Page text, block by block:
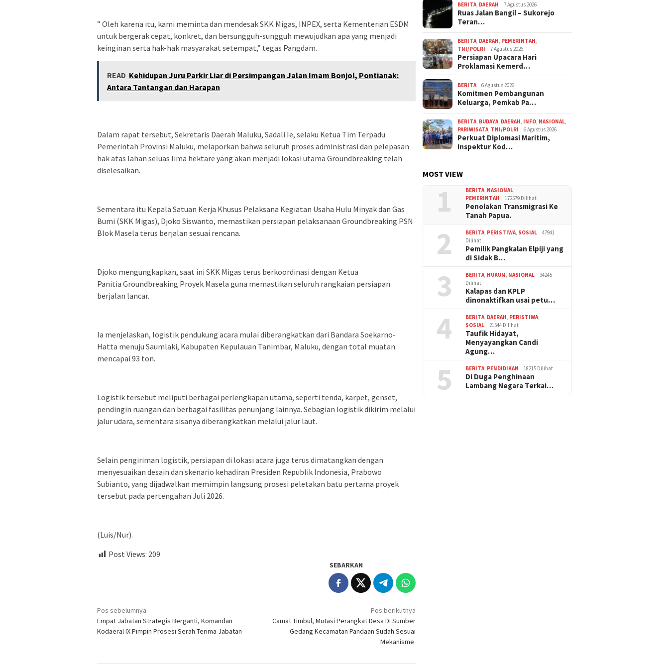
” Oleh karena itu, kami meminta dan mendesak SKK Migas, INPEX, serta Kementerian ESDM
untuk bergerak cepat, konkret, dan bersungguh-sungguh mewujudkan apa yang menjadi
keinginan serta hak-hak masyarakat setempat,” tegas Pangdam.
READ Kehidupan Juru Parkir Liar di Persimpangan Jalan Imam Bonjol, Pontianak:
Antara Tantangan dan Harapan
Dalam rapat tersebut, Sekretaris Daerah Maluku, Sadali Ie, selaku Ketua Tim Terpadu
Pemerintah Provinsi Maluku, melaporkan bahwa seluruh proses administrasi dan pelepasan
hak atas lahan seluas lima hektare yang akan menjadi lokasi utama Groundbreaking telah
diselesaikan.
Sementara itu Kepala Satuan Kerja Khusus Pelaksana Kegiatan Usaha Hulu Minyak dan Gas
Bumi (SKK Migas), Djoko Siswanto, memastikan persiapan pelaksanaan Groundbreaking PSN
Blok Masela terus berjalan sesuai rencana.
Djoko mengungkapkan, saat ini SKK Migas terus berkoordinasi dengan Ketua
Panitia Groundbreaking Proyek Masela guna memastikan seluruh rangkaian persiapan
berjalan lancar.
Ia menjelaskan, logistik pendukung acara mulai diberangkatkan dari Bandara Soekarno-
Hatta menuju Saumlaki, Kabupaten Kepulauan Tanimbar, Maluku, dengan total muatan
mencapai 93 ton.
Logistik tersebut meliputi berbagai perlengkapan utama, seperti tenda, karpet, genset,
pendingin ruangan dan berbagai fasilitas penunjang lainnya. Sebagian logistik dikirim melalui
jalur udara, sementara sisanya diberangkatkan melalui jalur laut.
Selain pengiriman logistik, persiapan di lokasi acara juga terus dimatangkan dengan
menyesuaikan desain dan skenario kehadiran Presiden Republik Indonesia, Prabowo
Subianto, yang dijadwalkan memimpin langsung prosesi peletakan batu pertama proyek
tersebut pada pertengahan Juli 2026.
(Luis/Nur).
Post Views: 209
SEBARKAN
Navigasi
pos
Pos sebelumnya
Empat Jabatan Strategis Berganti, Komandan
Kodaeral IX Pimpin Prosesi Serah Terima Jabatan
Pos berikutnya
Camat Timbul, Mutasi Perangkat Desa Di Sumber
Gedang Kecamatan Pandaan Sudah Sesuai
Mekanisme
BERITA, DAERAH 7 Agustus 2026
Ruas Jalan Bangil – Sukorejo
Teran…
BERITA, DAERAH, PEMERINTAH,
TNI/POLRI
7 Agustus 2026
Persiapan Upacara Hari
Proklamasi Kemerd…
BERITA 6 Agustus 2026
Komitmen Pembangunan
Keluarga, Pemkab Pa…
BERITA, BUDAYA, DAERAH, INFO, NASIONAL,
PARIWISATA, TNI/POLRI 6 Agustus 2026
Perkuat Diplomasi Maritim,
Inspektur Kod…
MOST VIEW
1 BERITA, NASIONAL,
PEMERINTAH
172579 Dilihat
Penolakan Transmigrasi Ke
Tanah Papua.
2 BERITA, PERISTIWA, SOSIAL
47941
Dilihat
Pemilik Pangkalan Elpiji yang
di Sidak B…
3 BERITA, HUKUM, NASIONAL
34245
Dilihat
Kalapas dan KPLP
dinonaktifkan usai petu…
4 BERITA, DAERAH, PERISTIWA,
SOSIAL
21544 Dilihat
Taufik Hidayat,
Menyayangkan Candi
Agung…
5 BERITA, PENDIDIKAN 18215 Dilihat
Di Duga Penghinaan
Lambang Negara Terkai…